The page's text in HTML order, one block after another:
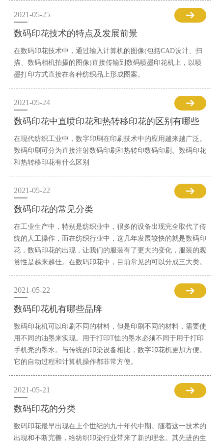
2021-05-25
数码印花技术的特点及发展前景
在数码印花技术中，通过输入计算机的图像(包括CAD设计、扫
描、数码相机拍摄的图像)直接传输到数码喷墨印花机上，以喷
墨打印方式直接在各种纺织品上形成图案。
2021-05-24
数码印花中直喷印花和热转移印花的区别有哪些
在现代纺织工业中，数字印刷在印刷技术中的应用越来越广泛。
数码印刷可分为直接注射数码印刷和热转印数码印刷。数码印花
和热转移印花有什么区别
2021-05-22
数码印花的常见分类
在工业生产中，特别是纺织业中，很多的设备出现完全取代了传
统的人工操作，而在纺织行业中，这几年发展较快的就是数码印
花，数码印花的出现，让我们的服装有了更大的变化，服装的观
赏性是越来越佳。在数码印花中，目前常见的可以分成三大类。
2021-05-22
数码印花机有哪些品牌
数码印花机可以印刷不同的材料，但是印刷不同的材料，需要使
用不同的油墨来实现。用于打印T恤的墨水必须不同于用于打印
手机壳的墨水。与传统的印染设备相比，数字印花机更加方便。
它的自动过程和计算机操作都非常方便。
2021-05-21
数码印花的分类
数码印花最早出现在上个世纪的九十年代中期。随着这一技术的
出现和不断完善，给纺织印染行业带来了新的理念。其先进的生